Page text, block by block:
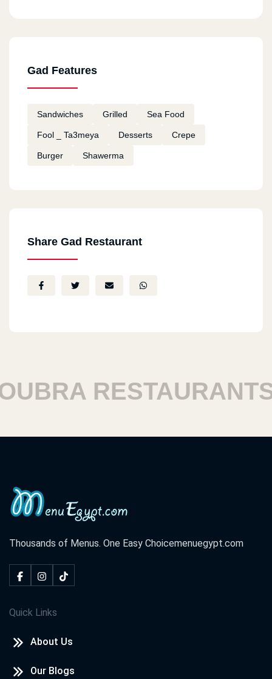
خدمة توصيل سيئة للغاية
كل شئ ممتاز
NEFSI TRODO AWI
NEFSI TRODO AWI
Gad Features
Sandwiches Grilled Sea Food
Fool _ Ta3meya Desserts Crepe
Burger Shawerma
Share Gad Restaurant
RESTAURANTS
Thousands of Menus. One Easy Choicemenuegypt.com
Quick Links
About Us
Our Blogs